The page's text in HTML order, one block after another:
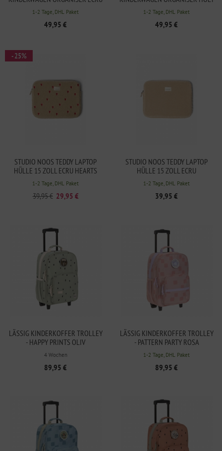
1-2 Tage, DHL Paket
49,95 €
COW
1-2 Tage, DHL Paket
49,95 €
STUDIO NOOS TEDDY LAPTOP
HÜLLE 15 ZOLL ECRU HEARTS
1-2 Tage, DHL Paket
39,95 € 29,95 €
- 25%
STUDIO NOOS TEDDY LAPTOP
HÜLLE 15 ZOLL ECRU
1-2 Tage, DHL Paket
39,95 €
LÄSSIG KINDERKOFFER TROLLEY
- HAPPY PRINTS OLIV
4 Wochen
89,95 €
LÄSSIG KINDERKOFFER TROLLEY
- PATTERN PARTY ROSA
1-2 Tage, DHL Paket
89,95 €